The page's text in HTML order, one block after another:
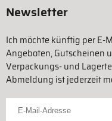
Newsletter
Ich möchte künftig per E-
Angeboten, Gutscheinen
Verpackungs- und
Abmeldung ist jederzeit
Für Newsletter anmelden